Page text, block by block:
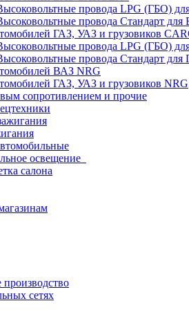
провода LPG (ГБО)
провода Стандарт для
ГАЗ, УАЗ и грузовиков
провода LPG (ГБО)
провода Стандарт для
ВАЗ NRG
ГАЗ, УАЗ и грузовиков NRG
сопротивлением и прочие
освещение
салона
производство
сетях